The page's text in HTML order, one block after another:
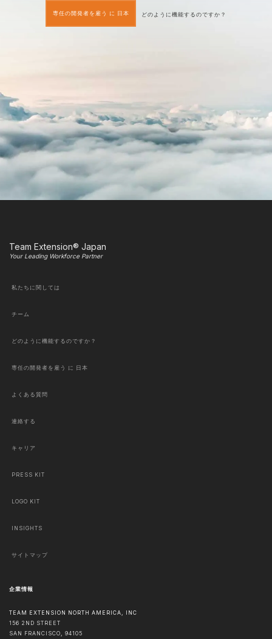
専任の開発者を雇う に 日本 どのように機能するのですか？
Team Extension® Japan
Your Leading Workforce Partner
私たちに関しては
チーム
どのように機能するのですか？
専任の開発者を雇う に 日本
よくある質問
連絡する
キャリア
PRESS KIT
LOGO KIT
INSIGHTS
サイトマップ
企業情報
TEAM EXTENSION NORTH AMERICA, INC
156 2ND STREET
SAN FRANCISCO, 94105